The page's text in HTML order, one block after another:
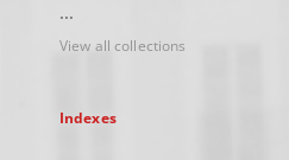
...
View all collections
Indexes